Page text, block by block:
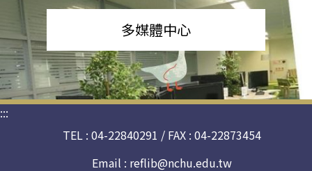
多媒體中心
:::
TEL : 04-22840291 / FAX : 04-22873454
Email : reflib@nchu.edu.tw